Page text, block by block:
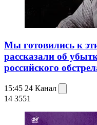
Мы готовились к
рассказали об
российского
15:45 24 Канал
14 3551